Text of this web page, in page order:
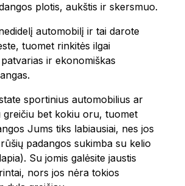
plotis, aukštis ir skersmuo.
automobilį ir tai darote
tuomet rinkitės ilgai
ir ekonomiškas
sportinius automobilius ar
greičiu bet kokiu oru, tuomet
Jums tiks labiausiai, nes jos
padangos sukimba su kelio
Su jomis galėsite jaustis
nors jos nėra tokios